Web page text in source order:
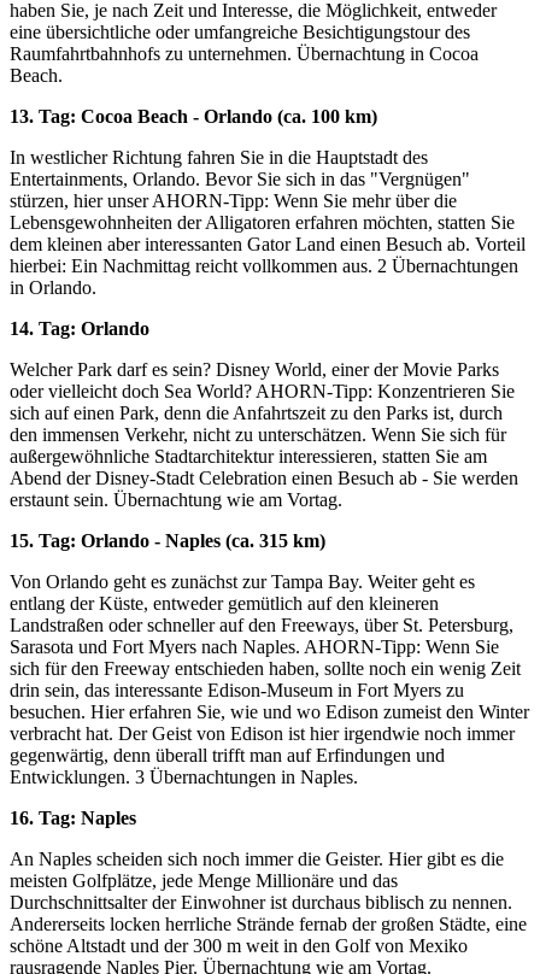
haben Sie, je nach Zeit und Interesse, die Möglichkeit, entweder
eine übersichtliche oder umfangreiche Besichtigungstour des
Raumfahrtbahnhofs zu unternehmen. Übernachtung in Cocoa
Beach.
13. Tag: Cocoa Beach - Orlando (ca. 100 km)
In westlicher Richtung fahren Sie in die Hauptstadt des
Entertainments, Orlando. Bevor Sie sich in das "Vergnügen"
stürzen, hier unser AHORN-Tipp: Wenn Sie mehr über die
Lebensgewohnheiten der Alligatoren erfahren möchten, statten Sie
dem kleinen aber interessanten Gator Land einen Besuch ab. Vorteil
hierbei: Ein Nachmittag reicht vollkommen aus. 2 Übernachtungen
in Orlando.
14. Tag: Orlando
Welcher Park darf es sein? Disney World, einer der Movie Parks
oder vielleicht doch Sea World? AHORN-Tipp: Konzentrieren Sie
sich auf einen Park, denn die Anfahrtszeit zu den Parks ist, durch
den immensen Verkehr, nicht zu unterschätzen. Wenn Sie sich für
außergewöhnliche Stadtarchitektur interessieren, statten Sie am
Abend der Disney-Stadt Celebration einen Besuch ab - Sie werden
erstaunt sein. Übernachtung wie am Vortag.
15. Tag: Orlando - Naples (ca. 315 km)
Von Orlando geht es zunächst zur Tampa Bay. Weiter geht es
entlang der Küste, entweder gemütlich auf den kleineren
Landstraßen oder schneller auf den Freeways, über St. Petersburg,
Sarasota und Fort Myers nach Naples. AHORN-Tipp: Wenn Sie
sich für den Freeway entschieden haben, sollte noch ein wenig Zeit
drin sein, das interessante Edison-Museum in Fort Myers zu
besuchen. Hier erfahren Sie, wie und wo Edison zumeist den Winter
verbracht hat. Der Geist von Edison ist hier irgendwie noch immer
gegenwärtig, denn überall trifft man auf Erfindungen und
Entwicklungen. 3 Übernachtungen in Naples.
16. Tag: Naples
An Naples scheiden sich noch immer die Geister. Hier gibt es die
meisten Golfplätze, jede Menge Millionäre und das
Durchschnittsalter der Einwohner ist durchaus biblisch zu nennen.
Andererseits locken herrliche Strände fernab der großen Städte, eine
schöne Altstadt und der 300 m weit in den Golf von Mexiko
rausragende Naples Pier. Übernachtung wie am Vortag.